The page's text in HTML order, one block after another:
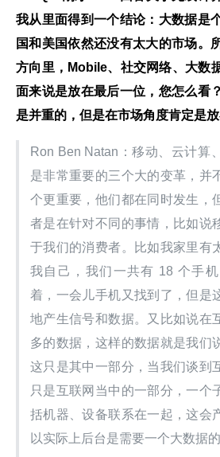
我从里面得到一个结论：大数据是
国和美国依然还没有太大的市场。
方向里，Mobile、社交网络、大数
面来说是放在最后一位，您怎么看
是并重的，但是在市场角度肯定是放
Ron Ben Natan：移动、云计算
是非常重要的三个大的变革，并
个更重要，他们都在同时发生，
者是在针对不同的事情，比如说
于我们的消费者。比如我家里有
我自己，我们一共有 18 个手
着，一会儿手机又找到了，但是
地产生信号和数据。又比如说在
多的数据，这样的数据就是我们
这只是其中一部分，当我们谈到
只是互联网当中的一部分，一个
括机器、设备联系在一起，这会
以实际上后台是需要一个大数据